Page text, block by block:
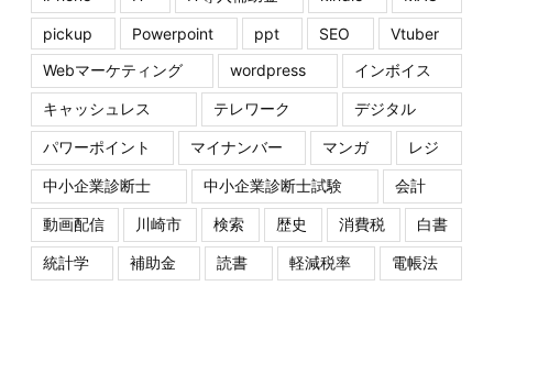
pickup Powerpoint ppt SEO
Vtuber
Webマーケティング
wordpress インボイス
キャッシュレス テレワーク デジタル
パワーポイント マイナンバー マンガ レジ
中小企業診断士 中小企業診断士試験 会計
動画配信 川崎市 検索 歴史 消費税 白書
統計学 補助金 読書 軽減税率 電帳法